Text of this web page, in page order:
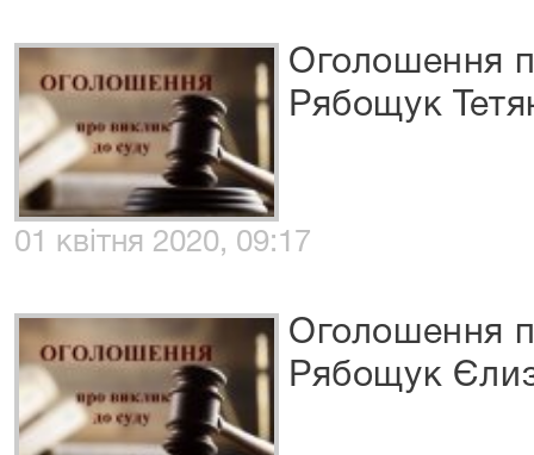
Оголошення
Рябощук
01 квітня 2020, 09:17
Оголошення
Рябощук